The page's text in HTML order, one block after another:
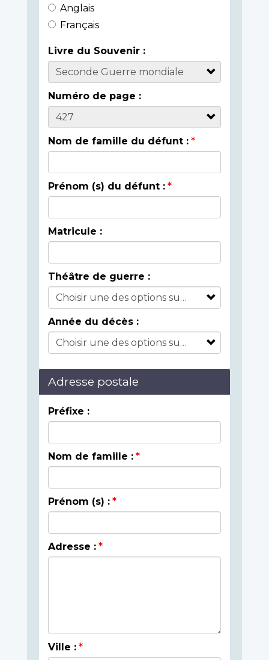
Anglais
Français
Livre du Souvenir :
Numéro de page :
Nom de famille du défunt :
Prénom (s) du défunt :
Matricule :
Théâtre de guerre :
Année du décès :
Adresse postale
Préfixe :
Nom de famille :
Prénom (s) :
Adresse :
Ville :